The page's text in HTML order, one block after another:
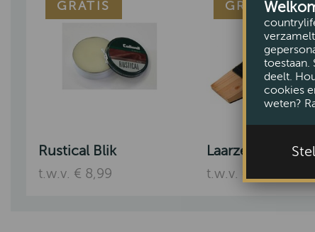
GRATIS
Rustical Blik
t.w.v. € 8,99
GRATIS
Laarzenknecht
t.w.v. € 16,95
toestaan.
deelt.
cookies
weten?